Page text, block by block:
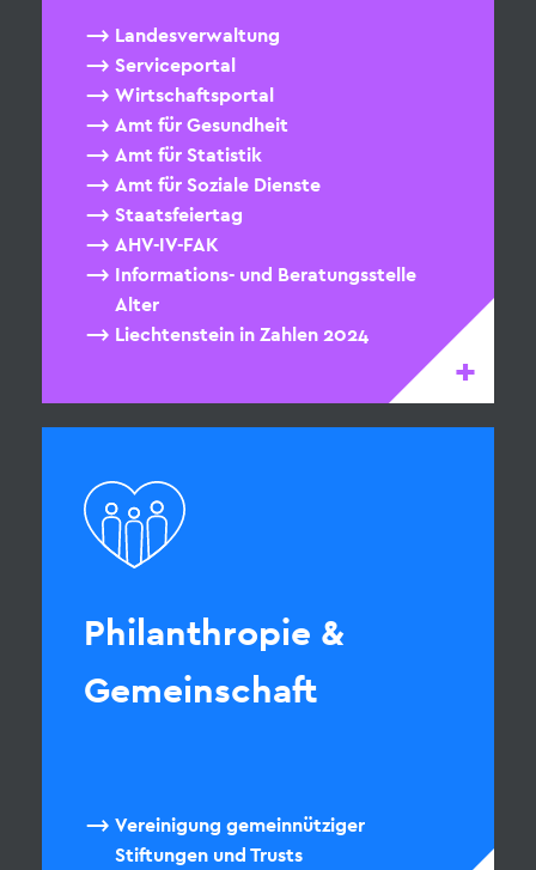
Landesverwaltung
Serviceportal
Wirtschaftsportal
Amt für Gesundheit
Amt für Statistik
Amt für Soziale Dienste
Staatsfeiertag
AHV-IV-FAK
Informations- und Beratungsstelle
Alter
Liechtenstein in Zahlen 2024
+
Philanthropie &
Gemeinschaft
Vereinigung gemeinnütziger
Stiftungen und Trusts